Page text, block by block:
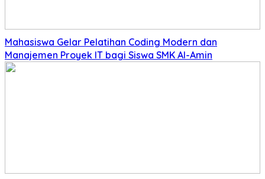
Mahasiswa Gelar Pelatihan Coding Modern dan
Manajemen Proyek IT bagi Siswa SMK Al-Amin